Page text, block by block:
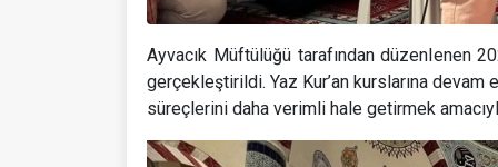
Ayvacık Müftülüğü tarafından düzenlenen
gerçekleştirildi. Yaz Kur’an kurslarına
süreçlerini daha verimli hale getirmek